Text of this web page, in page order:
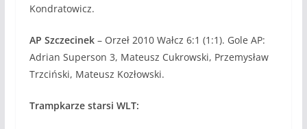
Kondratowicz.
AP Szczecinek – Orzeł 2010 Wałcz 6:1 (1:1). Gole AP:
Adrian Superson 3, Mateusz Cukrowski, Przemysław
Trzciński, Mateusz Kozłowski.
Trampkarze starsi WLT: